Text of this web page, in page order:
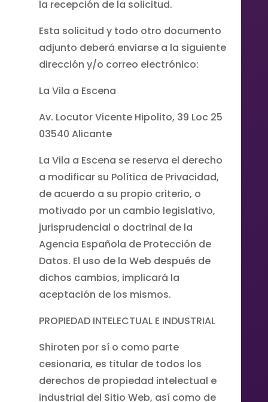
la recepción de la solicitud.
Esta solicitud y todo otro documento
adjunto deberá enviarse a la siguiente
dirección y/o correo electrónico:
La Vila a Escena
Av. Locutor Vicente Hipolito, 39 Loc 25
03540 Alicante
La Vila a Escena se reserva el derecho
a modificar su Política de Privacidad,
de acuerdo a su propio criterio, o
motivado por un cambio legislativo,
jurisprudencial o doctrinal de la
Agencia Española de Protección de
Datos. El uso de la Web después de
dichos cambios, implicará la
aceptación de los mismos.
PROPIEDAD INTELECTUAL E INDUSTRIAL
Shiroten por sí o como parte
cesionaria, es titular de todos los
derechos de propiedad intelectual e
industrial del Sitio Web, así como de